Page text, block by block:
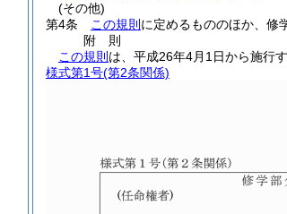
(その他)
第4条
この規則 に定めるもののほか、修
附 則
この規則 は、平成26年4月1日から施行す
様式第1号(第2条関係)